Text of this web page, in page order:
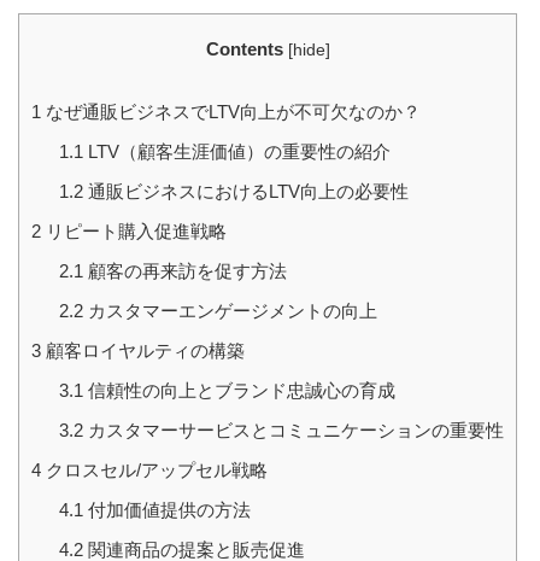
Contents [hide]
1 なぜ通販ビジネスでLTV向上が不可欠なのか？
1.1 LTV（顧客生涯価値）の重要性の紹介
1.2通販ビジネスにおけるLTV向上の必要性
2 リピート購入促進戦略
2.1 顧客の再来訪を促す方法
2.2カスタマーエンゲージメントの向上
3 顧客ロイヤルティの構築
3.1 信頼性の向上とブランド忠誠心の育成
3.2カスタマーサービスとコミュニケーションの重要性
4 クロスセル/アップセル戦略
4.1 付加価値提供の方法
4.2関連商品の提案と販売促進